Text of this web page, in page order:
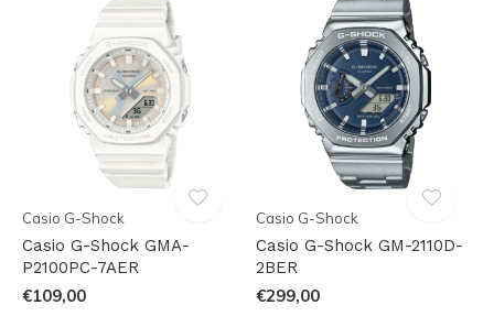
Casio G-Shock
Casio G-Shock GMA-
P2100PC-7AER
€109,00
Casio G-Shock
Casio G-Shock GM-2110D-
2BER
€299,00